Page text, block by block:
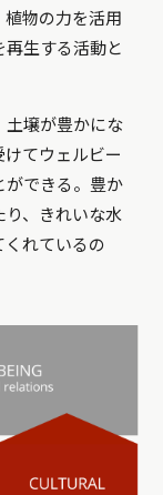
物の力を活用
再生する活動と
土壌が豊かにな
てウェルビー
ができる。豊か
り、きれいな水
れているの